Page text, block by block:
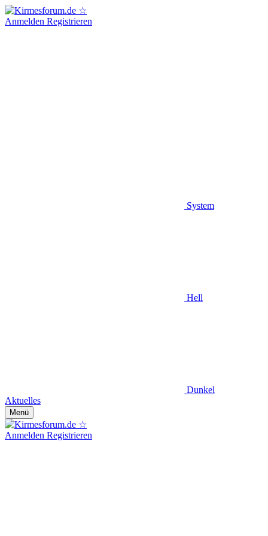
Anmelden Registrieren
System
Hell
Dunkel
Aktuelles
Menü
Anmelden Registrieren